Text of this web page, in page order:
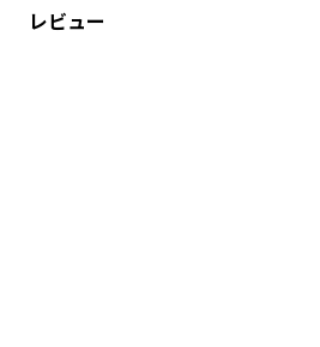
レビュー春から初夏まで使える生地の厚さです。